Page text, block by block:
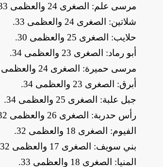
​مرسى علم: الصغرى 24 والعظمى 33
​شلاتين: الصغرى 24 والعظمى 33
.
​حلايب: الصغرى 25 والعظمى 30
.
​أبو رماد: الصغرى 23 والعظمى 34
.
​مرسى حميرة: الصغرى 24 والعظمى 33
​أبرق: الصغرى 23 والعظمى 34
.
​جبل علبة: الصغرى 25 والعظمى 34
.
​رأس حدربة: الصغرى 26 والعظمى 32
​الفيوم: الصغرى 18 والعظمى 32
.
​بني سويف: الصغرى 17 والعظمى 32
​المنيا: الصغرى 18 والعظمى 33
.